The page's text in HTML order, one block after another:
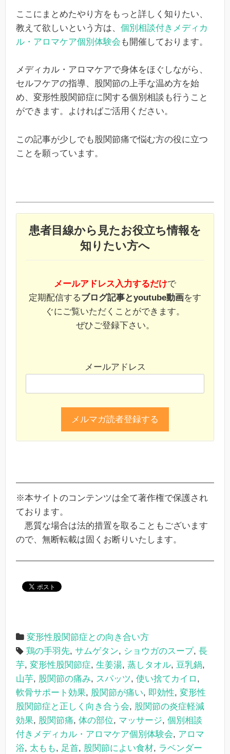
ここにまとめたやり方をもっと詳しく知りたい、
教えて欲しいという方は、 個別相談付きメディカ
ル・アロマケア個別体験会 も開催しております。
メディカル・アロマケアで身体をほぐしながら、
セルフケアの指導、股関節の上手な温め方を始
め、変形性股関節症に関する個別相談も行うこと
ができます。よければご活用ください。
この記事が少しでも股関節痛で悩む方の役に立つ
ことを願っています。
患者目線から見たお役立ち情報を
知りたい方へ
メールアドレス入力するだけで
定期配信するブログ記事とyoutube動画をす
ぐにご覧いただくことができます。
ぜひご登録下さい。
メールアドレス
※本サイトのコンテンツは全て著作権で保護され
ております。
悪質な場合は法的措置を取ることもございます
ので、無断転載は固くお断りいたします。
変形性股関節症との向き合い方
鶏の手羽先, サムゲタン, ショウガのスープ, 長
芋, 変形性股関節症, 生姜湯, 蒸しタオル, 豆乳鍋,
山芋, 股関節の痛み, スパッツ, 使い捨てカイロ ,
軟骨サポート効果, 股関節が痛い, 即効性, 変形性
股関節症と正しく向き合う会, 股関節の炎症軽減
効果, 股関節痛, 体の部位, マッサージ, 個別相談
付きメディカル・アロマケア個別体験会, アロマ
浴, 太もも, 足首, 股関節によい食材, ラベンダー